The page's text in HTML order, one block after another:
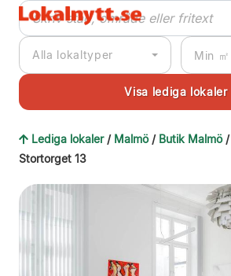
Alla lokaltyper
Lediga lokaler / Malmö/ Butik Malmö/
Stortorget 13